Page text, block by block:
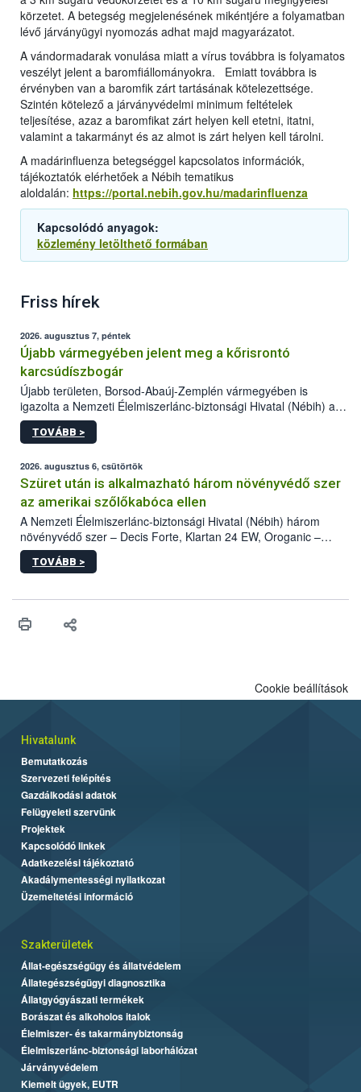
körzetet. A betegség megjelenésének mikéntjére a folyamatban
lévő járványügyi nyomozás adhat majd magyarázatot.
A vándormadarak vonulása miatt a vírus továbbra is folyamatos
veszélyt jelent a baromfiállományokra. Emiatt továbbra is
érvényben van a baromfik zárt tartásának kötelezettsége.
Szintén kötelező a járványvédelmi minimum feltételek
teljesítése, azaz a baromfikat zárt helyen kell etetni, itatni,
valamint a takarmányt és az almot is zárt helyen kell tárolni.
A madárinfluenza betegséggel kapcsolatos információk,
tájékoztatók elérhetőek a Nébih tematikus
aloldalán: https://portal.nebih.gov.hu/madarinfluenza
Kapcsolódó anyagok:
közlemény letölthető formában
Friss hírek
2026. augusztus 7, péntek
Újabb vármegyében jelent meg a kőrisrontó
karcsúdíszbogár
Újabb területen, Borsod-Abaúj-Zemplén vármegyében is
igazolta a Nemzeti Élelmiszerlánc-biztonsági Hivatal (Nébih) a
kőrisrontó karcsúdíszbogár (Agrilus planipennis) jelenlétét. A
kártevőt nem csak színcsapdában találták meg, de már fertőzött
az intenzív felderítést, emellett az intézkedéseket a szlovák
hatósággal is összehangolják a terjedés megállítása érdekében.
TOVÁBB >
2026. augusztus 6, csütörtök
Szüret után is alkalmazható három növényvédő szer
az amerikai szőlőkabóca ellen
A Nemzeti Élelmiszerlánc-biztonsági Hivatal (Nébih) három
növényvédő szer – Decis Forte, Klartan 24 EW, Oroganic –
engedélyokiratát módosította, így azok a szüretet követően,
egészen a vesszőérettség (BBCH 91) stádiumáig
érésű szőlőkben is legyen lehetőség a károsító elleni további
felhasználók számára is elérhető és ökológiai termesztésben is
TOVÁBB >
Cookie beállítások
Hivatalunk
Bemutatkozás
Szervezeti felépítés
Gazdálkodási adatok
Felügyeleti szervünk
Projektek
Kapcsolódó linkek
Adatkezelési tájékoztató
Akadálymentességi nyilatkozat
Üzemeltetési információ
Szakterületek
Állat-egészségügy és állatvédelem
Állategészségügyi diagnosztika
Állatgyógyászati termékek
Borászat és alkoholos italok
Élelmiszer- és takarmánybiztonság
Élelmiszerlánc-biztonsági laborhálózat
Járványvédelem
Kiemelt ügyek, EUTR